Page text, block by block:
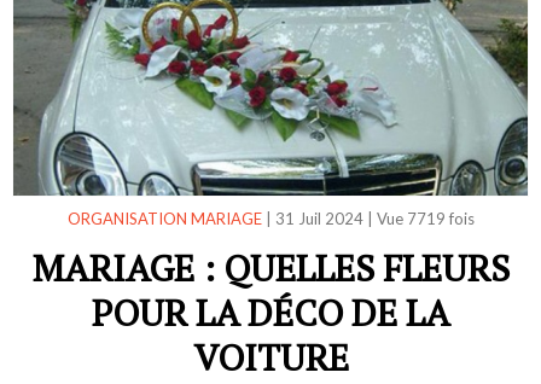
ORGANISATION MARIAGE| 31 Juil 2024| Vue 7719 fois
MARIAGE : QUELLES FLEURS
POUR LA DÉCO DE LA
VOITURE